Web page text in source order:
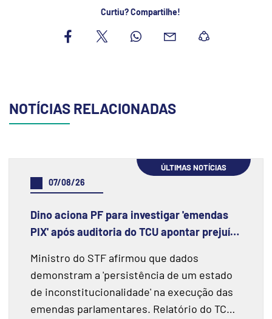
Curtiu? Compartilhe!
NOTÍCIAS RELACIONADAS
ÚLTIMAS NOTÍCIAS
07/08/26
Dino aciona PF para investigar 'emendas
PIX' após auditoria do TCU apontar prejuízo
Ministro do STF afirmou que dados
demonstram a 'persistência de um estado
de inconstitucionalidade' na execução das
emendas parlamentares. Relatório do TCU